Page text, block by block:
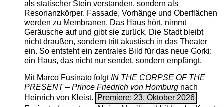
als statischer Stein verstanden, sondern als
Resonanzkörper. Fassade, Vorhänge und Oberflächen
werden zu Membranen. Das Haus hört, nimmt
Geräusche auf und gibt sie zurück. Die Stadt bleibt
nicht draußen, sondern tritt akustisch in das Theater
ein. So entsteht ein zentrales Bild für das neue Gorki:
ein Haus, das nicht nur sendet, sondern empfängt.
Mit Marco FusinatofolgtIN THE CORPSE OF THE
PRESENT – Prince Friedrich von Homburgnach
Heinrich von Kleist.
Premiere: 23. Oktober 2026